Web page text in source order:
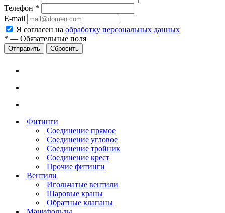
Телефон *
E-mail
Я согласен на обработку персональных данных
* — Обязательные поля
Сбросить
Фитинги
Соединение прямое
Соединение угловое
Соединение тройник
Соединение крест
Прочие фитинги
Вентили
Игольчатые вентили
Шаровые краны
Обратные клапаны